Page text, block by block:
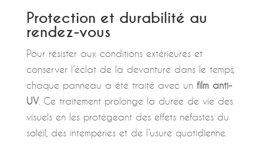
Protection et durabilité au
rendez-vous
Pour résister aux conditions extérieures et
conserver l’éclat de la devanture dans le temps,
chaque panneau a été traité avec un film anti-
UV. Ce traitement prolonge la durée de vie des
visuels en les protégeant des effets néfastes du
soleil, des intempéries et de l’usure quotidienne.